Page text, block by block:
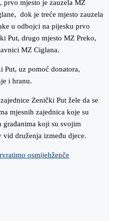
mjesto je zauzela MZ
dok je treće mjesto zauzela
u odbojci na pijesku prvo
Put, drugo mjesto MZ Preko,
MZ Ciglana.
Put, uz pomoć donatora,
i hranu.
Zenički Put žele da se
mjesnih zajednica koje su
građanima koji su svojim
druženja između djece.
vratimo osmijehžepče